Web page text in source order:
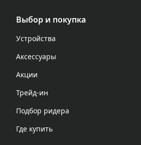
Выбор и покупка
Устройства
Аксессуары
Акции
Трейд-ин
Подбор ридера
Где купить